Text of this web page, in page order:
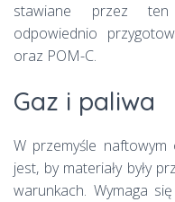
stawiane przez ten
odpowiednio
oraz POM-C.
Gaz i paliwa
W przemyśle naftowym
jest, by materiały były
warunkach. Wymaga